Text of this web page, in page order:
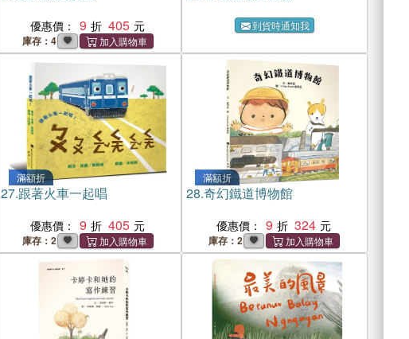
優惠價： 9 405
庫存：4
到貨時通知我
滿額折
27.跟著火車一起唱
優惠價： 9 405
庫存：2
滿額折
28.奇幻鐵道博物館
優惠價： 9 324
庫存：2